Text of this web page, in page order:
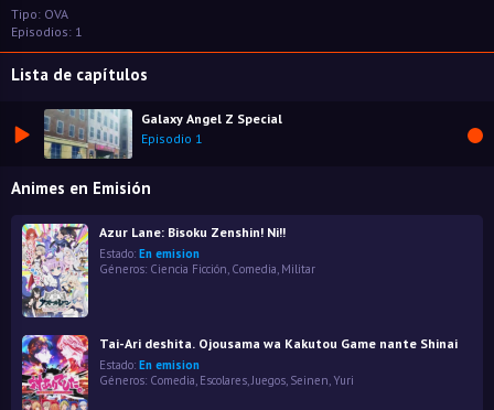
Tipo: OVA
Episodios: 1
Lista de capítulos
Galaxy Angel Z Special
Episodio 1
Animes en Emisión
Azur Lane: Bisoku Zenshin! Ni!!
Estado: En emision
Géneros: Ciencia Ficción Comedia Militar
Tai-Ari deshita. Ojousama wa Kakutou Game nante Shinai
Estado: En emision
Géneros: Comedia, Escolares,Juegos, Seinen,Yuri